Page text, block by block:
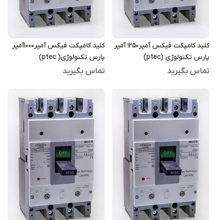
کلید کامپکت فیکس آمپر1250 آمپر
پارس تکنولوژی (ptec)
تماس بگیرید
کلید کامپکت فیکس آمپر1000آمپر
پارس تکنولوژی( ptec)
تماس بگیرید